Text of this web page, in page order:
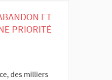
ET
PRIORITÉ
des milliers